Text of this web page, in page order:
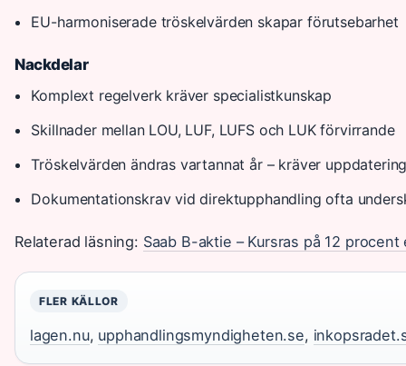
EU-harmoniserade tröskelvärden skapar förutsebarhet
Nackdelar
Komplext regelverk kräver specialistkunskap
Skillnader mellan LOU, LUF, LUFS och LUK förvirrande
Tröskelvärden ändras vartannat år – kräver
Dokumentationskrav vid direktupphandling ofta
Relaterad läsning: Saab B-aktie – Kursras på 12
FLER KÄLLOR
lagen.nu, upphandlingsmyndigheten.se,